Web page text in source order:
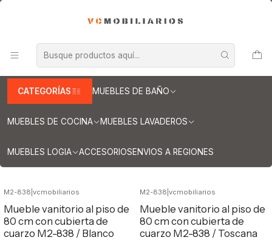
CATEGORÍAS MUEBLES DE BAÑO
MUEBLES DE COCINA MUEBLES LAVADEROS
MUEBLES LOGIA ACCESORIOSENVIOS A REGIONES
Muebles vanitorios al piso simple de cuarzo
Muebles vanitorios al piso simple de cuarzo / 80 cm
Muebles vanitorios al piso simple de
cuarzo / 80 cm
M2-838 vcmobiliarios
Mueble vanitorio al piso de
80 cm con cubierta de
cuarzo M2-838 / Blanco
M2-838 vcmobiliarios
Mueble vanitorio al piso de
80 cm con cubierta de
cuarzo M2-838 / Toscana